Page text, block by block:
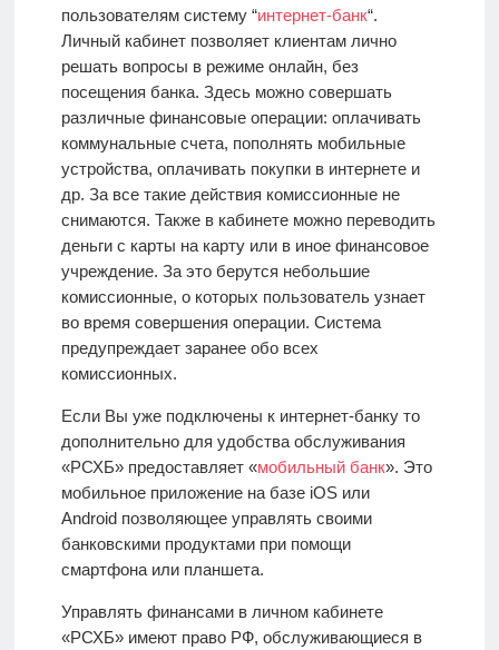
пользователям систему “интернет-банк“.
Личный кабинет позволяет клиентам лично
решать вопросы в режиме онлайн, без
посещения банка. Здесь можно совершать
различные финансовые операции: оплачивать
коммунальные счета, пополнять мобильные
устройства, оплачивать покупки в интернете и
др. За все такие действия комиссионные не
снимаются. Также в кабинете можно переводить
деньги с карты на карту или в иное финансовое
учреждение. За это берутся небольшие
комиссионные, о которых пользователь узнает
во время совершения операции. Система
предупреждает заранее обо всех
комиссионных.
Если Вы уже подключены к интернет-банку то
дополнительно для удобства обслуживания
«РСХБ» предоставляет «мобильный банк». Это
мобильное приложение на базе iOS или
Android позволяющее управлять своими
банковскими продуктами при помощи
смартфона или планшета.
Управлять финансами в личном кабинете
«РСХБ» имеют право РФ, обслуживающиеся в